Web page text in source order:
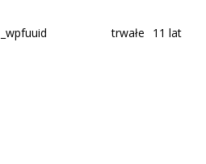
_wpfuuid trwałe 11 lat